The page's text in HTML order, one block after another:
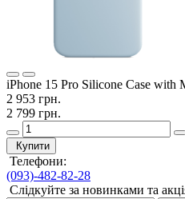
iPhone 15 Pro Silicone Case with
2 953 грн.
2 799 грн.
Купити
Телефони:
(093)-482-82-28
Слідкуйте за новинками та